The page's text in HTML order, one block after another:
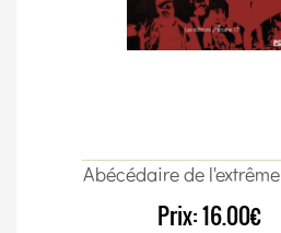
Abécédaire de
Prix:16.00€